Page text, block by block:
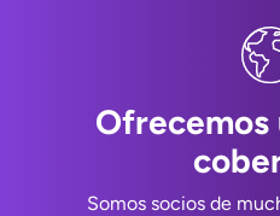
Ofrecemos
Somos socios de